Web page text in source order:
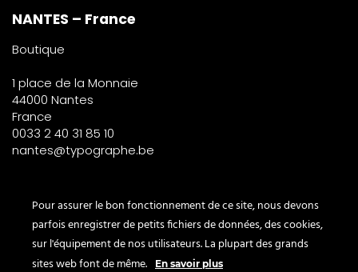
NANTES – France
Boutique
1 place de la Monnaie
44000 Nantes
France
0033 2 40 31 85 10
nantes@typographe.be
PARIS – France
Corner
le Bon Marché
Pour assurer le bon fonctionnement de ce site, nous devons
parfois enregistrer de petits fichiers de données, des cookies,
sur l'équipement de nos utilisateurs. La plupart des grands
sites web font de même.
En savoir plus